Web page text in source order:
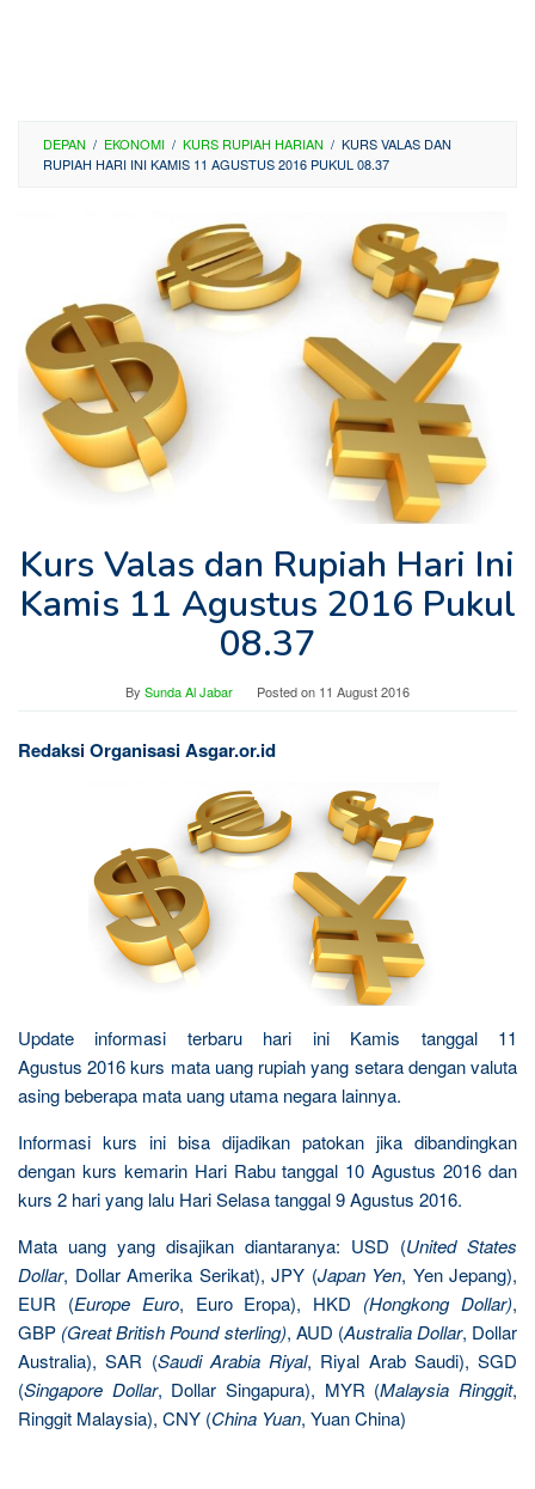
DEPAN / EKONOMI / KURS RUPIAH HARIAN / KURS VALAS DAN
RUPIAH HARI INI KAMIS 11 AGUSTUS 2016 PUKUL 08.37
Kurs Valas dan Rupiah Hari Ini
Kamis 11 Agustus 2016 Pukul
08.37
By Sunda Al Jabar Posted on 11 August 2016
Redaksi Organisasi Asgar.or.id
Update informasi terbaru hari ini Kamis tanggal 11
Agustus 2016 kurs mata uang rupiah yang setara dengan valuta
asing beberapa mata uang utama negara lainnya.
Informasi kurs ini bisa dijadikan patokan jika dibandingkan
dengan kurs kemarin Hari Rabu tanggal 10 Agustus 2016 dan
kurs 2 hari yang lalu Hari Selasa tanggal 9 Agustus 2016.
Mata uang yang disajikan diantaranya: USD (United States
Dollar, Dollar Amerika Serikat), JPY (Japan Yen, Yen Jepang),
EUR (Europe Euro, Euro Eropa), HKD (Hongkong Dollar),
GBP (Great British Pound sterling), AUD (Australia Dollar, Dollar
Australia), SAR (Saudi Arabia Riyal, Riyal Arab Saudi), SGD
(Singapore Dollar, Dollar Singapura), MYR (Malaysia Ringgit,
Ringgit Malaysia), CNY (China Yuan, Yuan China)